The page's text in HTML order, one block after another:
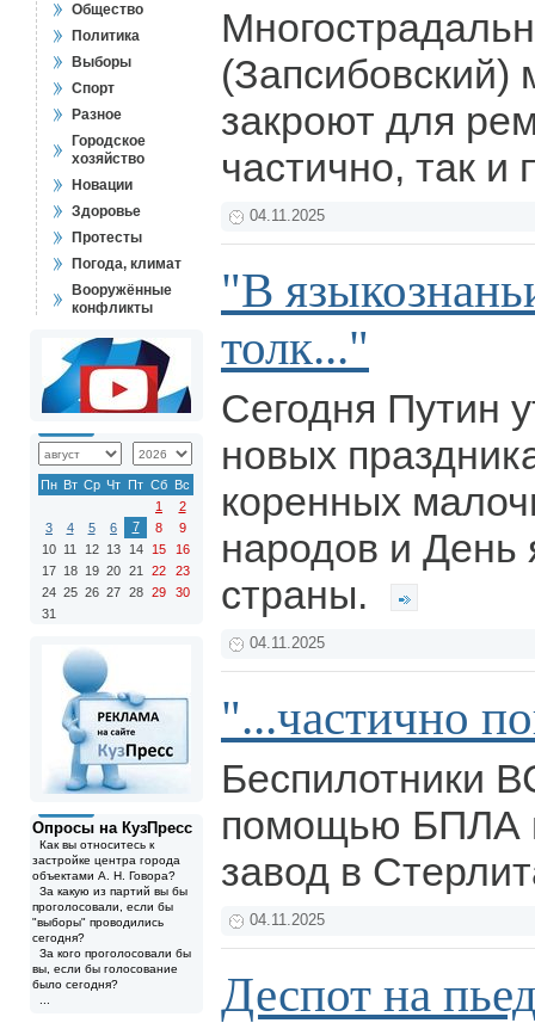
Общество
Политика
Выборы
Спорт
Разное
Городское
хозяйство
Новации
Здоровье
Протесты
Погода, климат
Вооружённые
конфликты
Пн Вт Ср Чт Пт Сб Вс
1
2
3
4 5 6 7 8
9
10 11 12 13 14 15
16
17 18 19 20 21 22
23
24 25 26 27 28 29
30
31
Опросы на КузПресс
Как вы относитесь к
застройке центра города
объектами А. Н. Говора?
За какую из партий вы бы
проголосовали, если бы
"выборы" проводились
сегодня?
За кого проголосовали бы
вы, если бы голосование
было сегодня?
(Запсибовский)
закроют для
частично, так
04.11.2025
"В
толк..."
Сегодня Путин
новых
коренных
народов и День
страны.
04.11.2025
"...частично
Беспилотники
помощью БПЛА
завод в
04.11.2025
Деспот на